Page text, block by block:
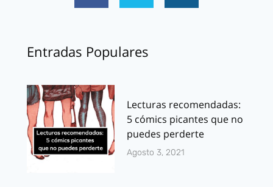
Entradas Populares
Lecturas recomendadas:
5 cómics picantes que no
puedes perderte
Agosto 3, 2021